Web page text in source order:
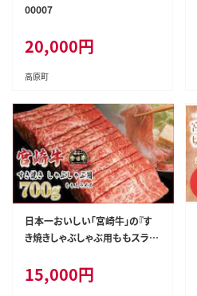
00007
20,000円
高原町
日本一おいしい「宮崎牛」の『す
き焼きしゃぶしゃぶ用ももスライ
の人気な赤身 内閣総理大臣賞4
連続受賞の黒毛和牛 [お肉 牛肉
15,000円